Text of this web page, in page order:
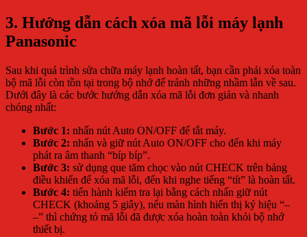
3. Hướng dẫn cách xóa mã lỗi máy lạnh
Panasonic
Sau khi quá trình sửa chữa máy lạnh hoàn tất, bạn cần phải xóa toàn
bộ mã lỗi còn tồn tại trong bộ nhớ để tránh những nhầm lẫn về sau.
Dưới đây là các bước hướng dẫn xóa mã lỗi đơn giản và nhanh
chóng nhất:
Bước 1: nhấn nút Auto ON/OFF để tắt máy.
Bước 2: nhấn và giữ nút Auto ON/OFF cho đến khi máy
phát ra âm thanh “bíp bíp”.
Bước 3: sử dụng que tăm chọc vào nút CHECK trên bảng
điều khiển để xóa mã lỗi, đến khi nghe tiếng “tít” là hoàn tất.
Bước 4: tiến hành kiểm tra lại bằng cách nhấn giữ nút
CHECK (khoảng 5 giây), nếu màn hình hiển thị ký hiệu “–
–” thì chứng tỏ mã lỗi đã được xóa hoàn toàn khỏi bộ nhớ
thiết bị.